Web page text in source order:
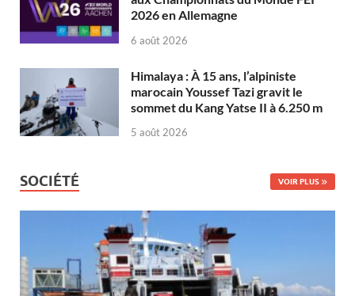
2026 en Allemagne
6 août 2026
Himalaya : À 15 ans, l’alpiniste
marocain Youssef Tazi gravit le
sommet du Kang Yatse II à 6.250 m
5 août 2026
SOCIÉTÉ VOIR PLUS